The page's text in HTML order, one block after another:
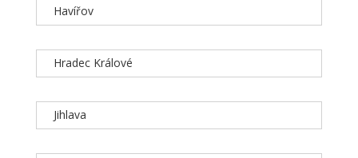
Havířov
Hradec Králové
Jihlava